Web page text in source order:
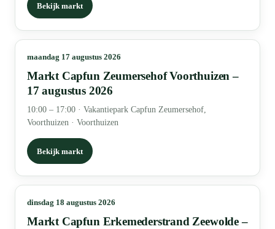
Bekijk markt
maandag 17 augustus 2026
Markt Capfun Zeumersehof Voorthuizen –
17 augustus 2026
10:00 – 17:00 · Vakantiepark Capfun Zeumersehof,
Voorthuizen · Voorthuizen
Bekijk markt
dinsdag 18 augustus 2026
Markt Capfun Erkemederstrand Zeewolde –